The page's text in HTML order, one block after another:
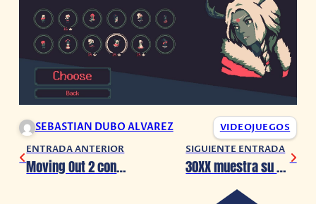
SEBASTIAN DUBO ALVAREZ
VIDEOJUEGOS
ENTRADA ANTERIOR
Moving Out 2 confirma fecha de lanzamiento
SIGUIENTE ENTRADA
30XX muestra su trailer de lanzamiento